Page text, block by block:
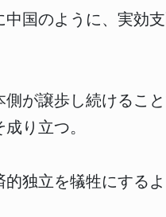
国のように、実効
が譲歩し続けるこ
り立つ。
独立を犠牲にする